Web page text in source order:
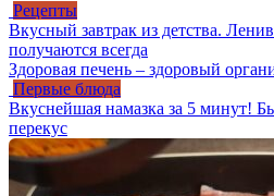
Рецепты
Вкусный завтрак из детства.
получаются всегда
Здоровая печень – здоровый
Первые блюда
Вкуснейшая намазка за 5 минут!
перекус